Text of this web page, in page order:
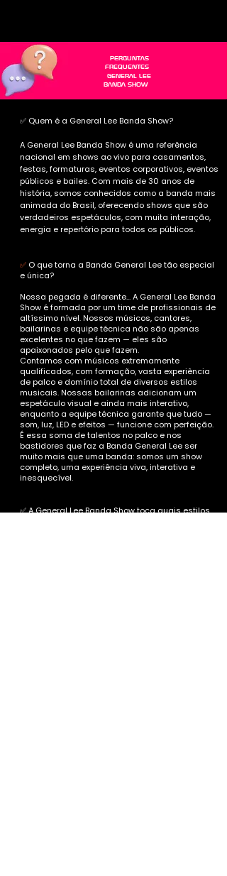
PERGUNTAS
FREQUENTES
GENERAL LEE
BANDA SHOW
✅ Quem é a General Lee Banda Show?
A General Lee Banda Show é uma referência
nacional em shows ao vivo para casamentos,
festas,formaturas, eventos corporativos, eventos
públicos e bailes. Com mais de 30 anos de
história, somos conhecidos como a banda mais
animada do Brasil, oferecendo shows que são
verdadeiros espetáculos, com muita interação,
energia e repertório para todos os públicos.
✅ O que torna a Banda General Lee tão especial
e única?
Nossa pegada é diferente... A General Lee Banda
Show é formada por um time de profissionais de
altíssimo nível. Nossos músicos, cantores,
bailarinas e equipe técnica não são apenas
excelentes no que fazem — eles são
apaixonados pelo que fazem.
Contamos com músicos extremamente
qualificados, com formação, vasta experiência
de palco e domínio total de diversos estilos
musicais.Nossas bailarinas adicionam um
espetáculo visual e ainda mais interativo,
enquanto a equipe técnica garante que tudo —
som, luz, LED e efeitos — funcione com perfeição.
É essa soma de talentos no palco e nos
bastidores que faz a Banda General Lee ser
muito mais que uma banda: somos um show
completo, uma experiência viva, interativa e
inesquecível.
✅ A General Lee Banda Show toca quais estilos